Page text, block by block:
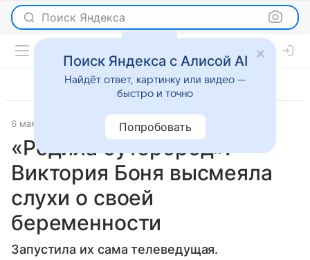
Поиск Яндекса
6 мая 2024 Светская жизнь
«Родила бутерброд»:
Виктория Боня высмеяла
слухи о своей
беременности
Запустила их сама телеведущая.
Поиск Яндекса с Алисой AI
Найдёт ответ, картинку или видео —
быстро и точно
Попробовать